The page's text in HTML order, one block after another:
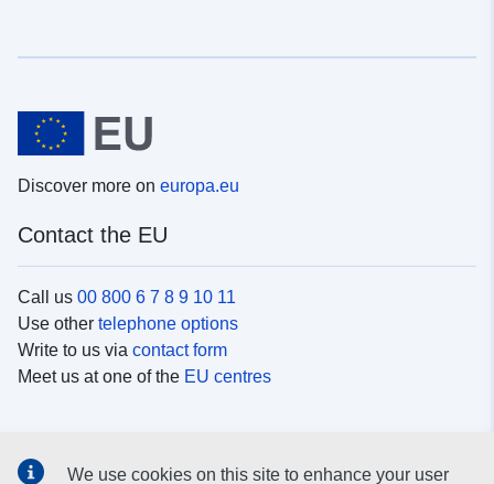
Discover more on europa.eu
Contact the EU
Call us 00 800 6 7 8 9 10 11
Use other telephone options
Write to us via contact form
Meet us at one of the EU centres
We use cookies on this site to enhance your user